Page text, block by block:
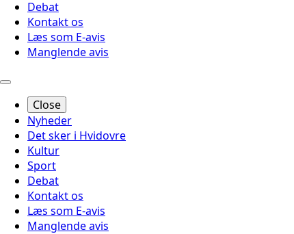
Debat
Kontakt os
Læs som E-avis
Manglende avis
Close
Nyheder
Det sker i Hvidovre
Kultur
Sport
Debat
Kontakt os
Læs som E-avis
Manglende avis